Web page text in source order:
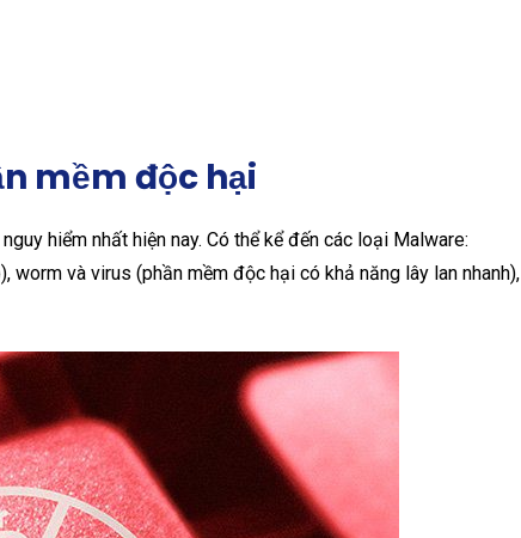
mềm độc hại
hiểm nhất hiện nay. Có thể kể đến các loại Malware:
và virus (phần mềm độc hại có khả năng lây lan nhanh),